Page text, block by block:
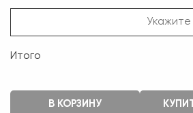
Итого
В КОРЗИНУ